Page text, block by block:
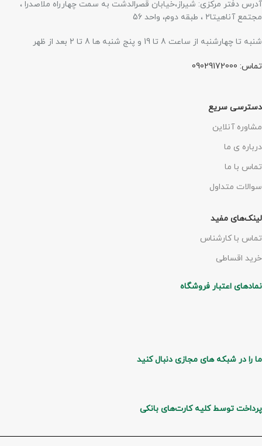
آدرس دفتر مرکزی: شیراز،خیابان قصرالدشت به سمت چهارراه ملاصدرا ،
مجتمع آناهیتا۲ ، طبقه دوم، واحد 56
شنبه تا چهارشنبه از ساعت 8 تا 19 و پنج شنبه ها 8 تا 2 بعد از ظهر
تماس: 09029172000
دسترسی سریع
مشاوره آنلاین
درباره ی ما
تماس با ما
سوالات متداول
لینک‌های مفید
تماس با کارشناس
خرید اقساطی
نمادهای اعتبار فروشگاه
ما را در شبکه های مجازی دنبال کنید
پرداخت توسط کلیه کارت‌های بانکی